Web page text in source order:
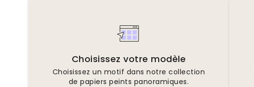
Choisissez votre modèle
Choisissez un motif dans notre collection
de papiers peints panoramiques.